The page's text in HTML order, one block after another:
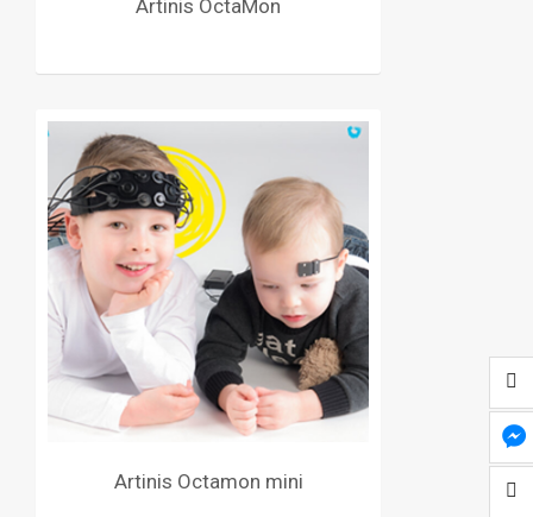
Artinis OctaMon
Artinis Octamon mini